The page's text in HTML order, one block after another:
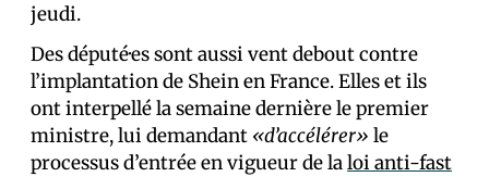
jeudi.
Des député·es sont aussi vent debout contre
l’implantation de Shein en France. Elles et ils
ont interpellé la semaine dernière le premier
ministre, lui demandant «d’accélérer» le
processus d’entrée en vigueur de laloi anti-fast